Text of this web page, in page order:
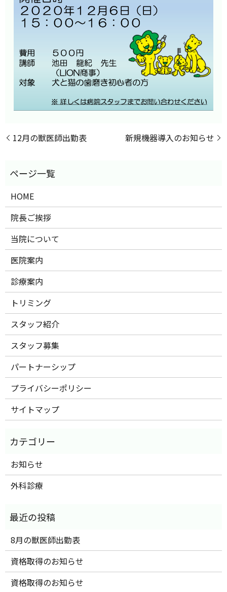
12月の獣医師出勤表 新規機器導入のお知らせ
HOME
院長ご挨拶
当院について
医院案内
診療案内
トリミング
スタッフ紹介
スタッフ募集
パートナーシップ
プライバシーポリシー
サイトマップ
お知らせ
外科診療
8月の獣医師出勤表
資格取得のお知らせ
資格取得のお知らせ